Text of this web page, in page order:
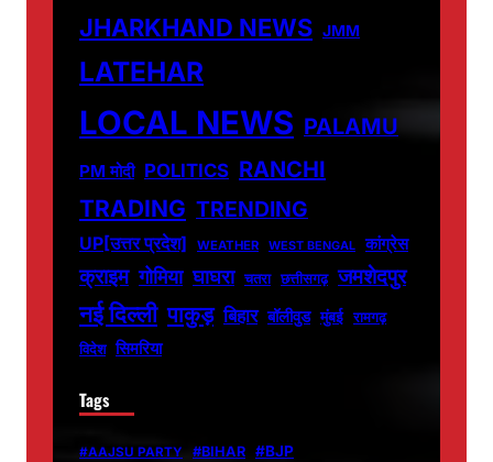
JHARKHAND NEWS JMM
LATEHAR
LOCAL NEWS PALAMU
PM मोदी POLITICS RANCHI
TRADING TRENDING
UP[उत्तर प्रदेश] WEATHER WEST BENGAL कांग्रेस
क्राइम गोमिया घाघरा चतरा छत्तीसगढ़ जमशेदपुर
नई दिल्ली पाकुड़ बिहार बॉलीवुड मुंबई रामगढ़
विदेश सिमरिया
Tags
#AAJSU PARTY #BIHAR #BJP